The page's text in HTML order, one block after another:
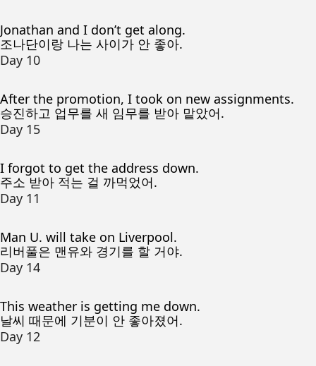
Jonathan and I don’t get along.
조나단이랑 나는 사이가 안 좋아.
Day 10
After the promotion, I took on new assignments.
승진하고 업무를 새 임무를 받아 맡았어.
Day 15
I forgot to get the address down.
주소 받아 적는 걸 까먹었어.
Day 11
Man U. will take on Liverpool.
리버풀은 맨유와 경기를 할 거야.
Day 14
This weather is getting me down.
날씨 때문에 기분이 안 좋아졌어.
Day 12